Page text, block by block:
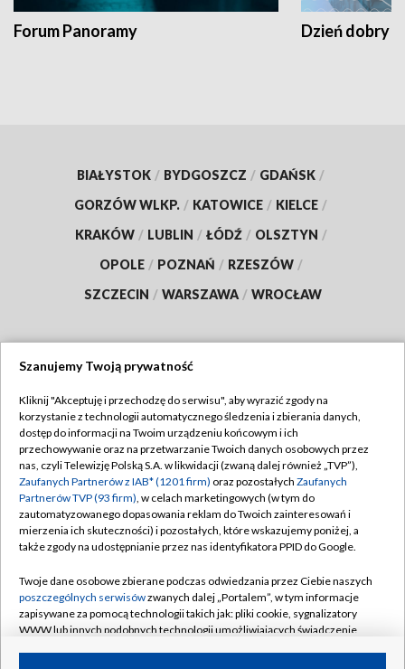
Forum Panoramy Dzień dobry
BIAŁYSTOK / BYDGOSZCZ / GDAŃSK /
GORZÓW WLKP. / KATOWICE / KIELCE /
KRAKÓW / LUBLIN / ŁÓDŹ / OLSZTYN /
OPOLE / POZNAŃ / RZESZÓW /
SZCZECIN / WARSZAWA / WROCŁAW
TVP
Abonament TVP
Emisja w TVP
Centrum informacji TVP
Naziemna Telewizja Cyfrowa
Rada Programowa
System NOS
Informacje o nadawcy
Regulamin TVP
Polityka prywatności
Moje zgody
Pomoc
Kontakt
Kanały
Szanujemy Twoją prywatność
Kliknij "Akceptuję i przechodzę do serwisu", aby wyrazić zgody na
korzystanie z technologii automatycznego śledzenia i zbierania danych,
dostęp do informacji na Twoim urządzeniu końcowym i ich
przechowywanie oraz na przetwarzanie Twoich danych osobowych przez
nas, czyli Telewizję Polską S.A. w likwidacji (zwaną dalej również „TVP”),
Zaufanych Partnerów z IAB* (1201 firm) oraz pozostałych Zaufanych
Partnerów TVP (93 firm), w celach marketingowych (w tym do
zautomatyzowanego dopasowania reklam do Twoich zainteresowań i
mierzenia ich skuteczności) i pozostałych, które wskazujemy poniżej, a
także zgody na udostępnianie przez nas identyfikatora PPID do Google.
Twoje dane osobowe zbierane podczas odwiedzania przez Ciebie naszych
poszczególnych serwisówzwanych dalej „Portalem”, w tym informacje
zapisywane za pomocą technologii takich jak: pliki cookie, sygnalizatory
WWW lub innych podobnych technologii umożliwiających świadczenie